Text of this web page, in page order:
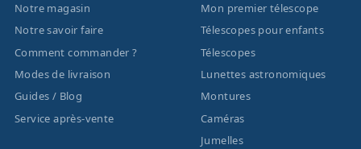
Notre magasin
Notre savoir faire
Comment commander ?
Modes de livraison
Guides / Blog
Service après-vente
Mon premier télescope
Télescopes pour enfants
Télescopes
Lunettes astronomiques
Montures
Caméras
Jumelles